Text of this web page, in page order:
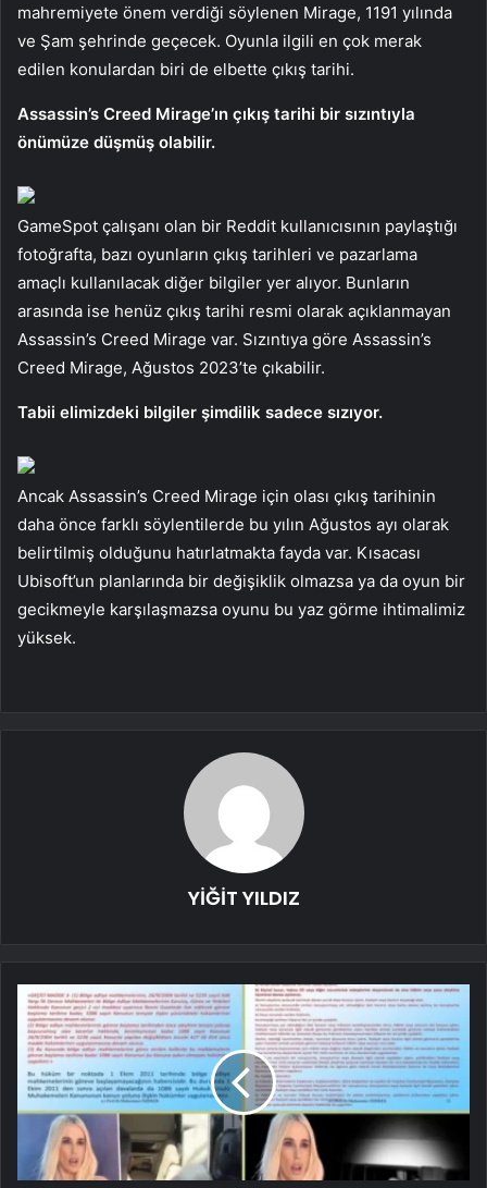
mahremiyete önem verdiği söylenen Mirage, 1191 yılında
ve Şam şehrinde geçecek. Oyunla ilgili en çok merak
edilen konulardan biri de elbette çıkış tarihi.
Assassin’s Creed Mirage’ın çıkış tarihi bir sızıntıyla
önümüze düşmüş olabilir.
GameSpot çalışanı olan bir Reddit kullanıcısının paylaştığı
fotoğrafta, bazı oyunların çıkış tarihleri ​​ve pazarlama
amaçlı kullanılacak diğer bilgiler yer alıyor. Bunların
arasında ise henüz çıkış tarihi resmi olarak açıklanmayan
Assassin’s Creed Mirage var. Sızıntıya göre Assassin’s
Creed Mirage, Ağustos 2023’te çıkabilir.
Tabii elimizdeki bilgiler şimdilik sadece sızıyor.
Ancak Assassin’s Creed Mirage için olası çıkış tarihinin
daha önce farklı söylentilerde bu yılın Ağustos ayı olarak
belirtilmiş olduğunu hatırlatmakta fayda var. Kısacası
Ubisoft’un planlarında bir değişiklik olmazsa ya da oyun bir
gecikmeyle karşılaşmazsa oyunu bu yaz görme ihtimalimiz
yüksek.
YİĞİT YILDIZ